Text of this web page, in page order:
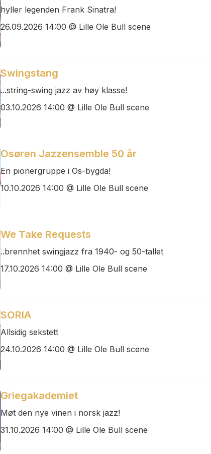
hyller legenden Frank Sinatra!
26.09.2026 14:00 @ Lille Ole Bull scene
Swingstang
...string-swing jazz av høy klasse!
03.10.2026 14:00 @ Lille Ole Bull scene
Osøren Jazzensemble 50 år
En pionergruppe i Os-bygda!
10.10.2026 14:00 @ Lille Ole Bull scene
We Take Requests
..brennhet swingjazz fra 1940- og 50-tallet
17.10.2026 14:00 @ Lille Ole Bull scene
SORIA
Allsidig sekstett
24.10.2026 14:00 @ Lille Ole Bull scene
Griegakademiet
Møt den nye vinen i norsk jazz!
31.10.2026 14:00 @ Lille Ole Bull scene